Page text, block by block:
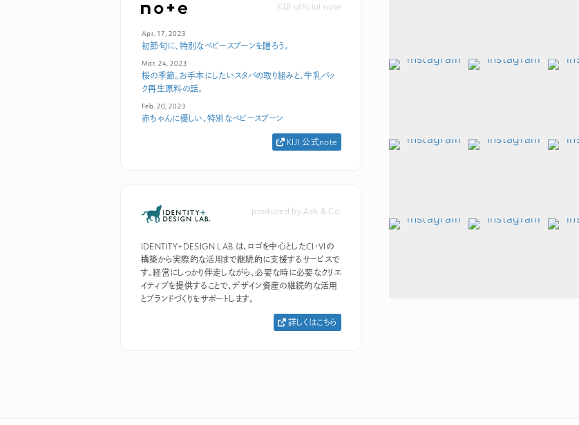
KIJI official note
Apr. 17, 2023
初節句に、特別なベビースプーンを贈ろう。
Mar. 24, 2023
桜の季節。お手本にしたいスタバの取り組みと、牛乳パッ
ク再生原料の話。
Feb. 20, 2023
赤ちゃんに優しい、特別なベビースプーン
KIJI 公式note
produced by Ash & Co.
IDENTITY+DESIGN LAB.は、ロゴを中心としたCI・VIの
構築から実際的な活用まで継続的に支援するサービスで
す。経営にしっかり伴走しながら、必要な時に必要なクリエ
イティブを提供することで、デザイン資産の継続的な活用
とブランドづくりをサポートします。
詳しくはこちら